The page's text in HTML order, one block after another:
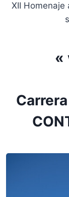
XII Homenaje
«